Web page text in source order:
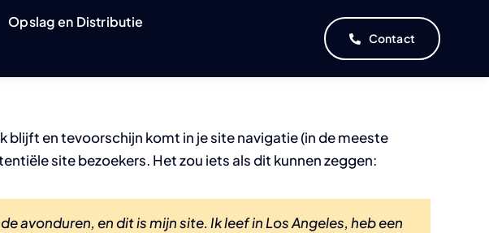
Opslag en Distributie
Contact
en tevoorschijn komt in je site navigatie (in de meeste
site bezoekers. Het zou iets als dit kunnen zeggen:
avonduren, en dit is mijn site. Ik leef in Los Angeles, heb een